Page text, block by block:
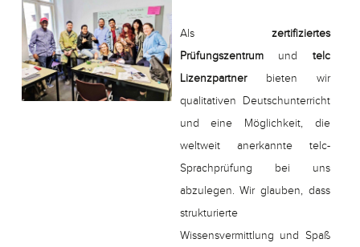
Als zertifiziertes
Prüfungszentrumund telc
Lizenzpartnerbieten wir
qualitativen Deutschunterricht
und eine Möglichkeit, die
weltweit anerkannte telc-
Sprachprüfung bei uns
abzulegen. Wir glauben, dass
strukturierte
Wissensvermittlung und Spaß